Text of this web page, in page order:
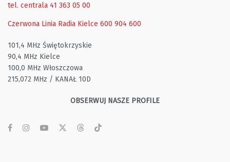
tel. centrala 41 363 05 00
Czerwona Linia Radia Kielce 600 904 600
101,4 MHz Świętokrzyskie
90,4 MHz Kielce
100,0 MHz Włoszczowa
215,072 MHz / KANAŁ 10D
OBSERWUJ NASZE PROFILE